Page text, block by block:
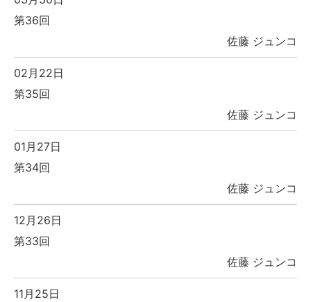
第36回
佐藤 ジュンコ
02月22日
第35回
佐藤 ジュンコ
01月27日
第34回
佐藤 ジュンコ
12月26日
第33回
佐藤 ジュンコ
11月25日